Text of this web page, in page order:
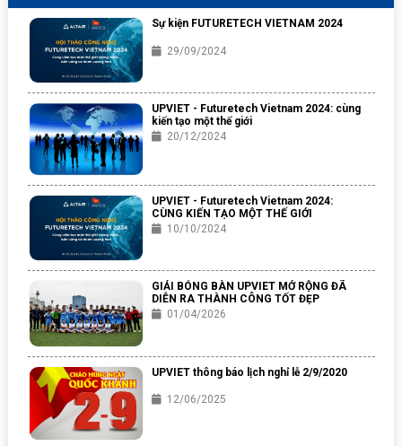
Sự kiện FUTURETECH VIETNAM 2024
29/09/2024
UPVIET - Futuretech Vietnam 2024: cùng
kiến tạo một thế giới
20/12/2024
UPVIET - Futuretech Vietnam 2024:
CÙNG KIẾN TẠO MỘT THẾ GIỚI
10/10/2024
GIẢI BÓNG BÀN UPVIET MỞ RỘNG ĐÃ
DIỄN RA THÀNH CÔNG TỐT ĐẸP
01/04/2026
UPVIET thông báo lịch nghỉ lễ 2/9/2020
12/06/2025